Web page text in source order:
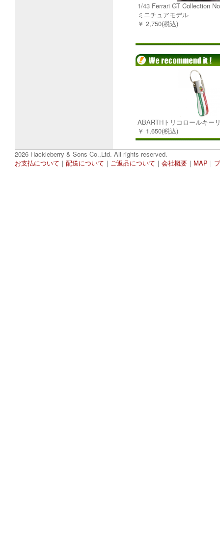
1/43 Ferrari GT Collection
ミニチュアモデル
￥ 2,750(税込)
ABARTHトリコロールキー
￥ 1,650(税込)
2026 Hackleberry & Sons Co.,Ltd. All rights reserved.
お支払について ｜ 配送について ｜ ご返品について ｜ 会社概要 ｜ MAP ｜